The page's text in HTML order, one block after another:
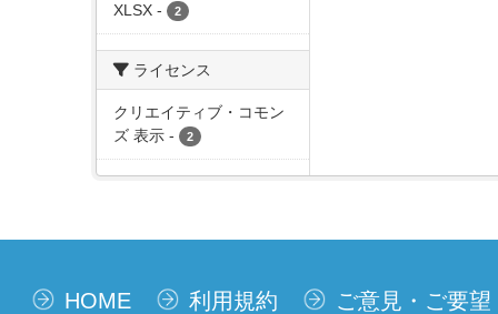
XLSX - 2
ライセンス
クリエイティブ・コモン
ズ 表示 - 2
HOME 利用規約 ご意見・ご要望